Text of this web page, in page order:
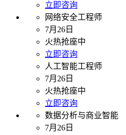
立即咨询
网络安全工程师
7月26日
火热抢座中
立即咨询
人工智能工程师
7月26日
火热抢座中
立即咨询
数据分析与商业智能
7月26日